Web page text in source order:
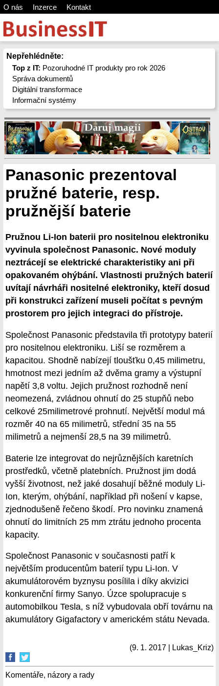
O nás Inzerce Kontakt
Nepřehlédněte:
Top z IT: Pozoruhodné IT produkty pro rok 2026
Správa dokumentů
Digitální transformace
Informační systémy
Panasonic prezentoval
pružné baterie, resp.
pružnější baterie
Pružnou Li-Ion baterii pro nositelnou elektroniku
vyvinula společnost Panasonic. Nové moduly
neztrácejí se elektrické charakteristiky ani při
opakovaném ohýbání. Vlastnosti pružných baterií
uvítají návrháři nositelné elektroniky, kteří dosud
při konstrukci zařízení museli počítat s pevným
prostorem pro jejich integraci do přístroje.
Společnost Panasonic představila tři prototypy baterií
pro nositelnou elektroniku. Liší se rozměrem a
kapacitou. Shodně nabízejí tloušťku 0,45 milimetru,
hmotnost mezi jedním až dvěma gramy a výstupní
napětí 3,8 voltu. Jejich pružnost rozhodně není
neomezená, zvládnou ohnutí do 25 stupňů nebo
celkové 25milimetrové prohnutí. Největší modul má
rozměr 40 na 65 milimetrů, střední 35 na 55
milimetrů a nejmenší 28,5 na 39 milimetrů.
Baterie lze integrovat do nejrůznějších karetních
prostředků, včetně platebních. Pružnost jim dodá
vyšší životnost, než jaké dosahují běžné moduly Li-
Ion, kterým, ohýbání, například při nošení v kapse,
zjednodušeně řečeno škodí. Pro novinku znamená
ohnutí do limitních 25 mm ztrátu jednoho procenta
kapacity.
Společnost Panasonic v současnosti patří k
největším producentům baterií typu Li-Ion. V
akumulátorovém byznysu posílila i díky akvizici
konkurenční firmy Sanyo. Úzce spolupracuje s
automobilkou Tesla, s níž vybudovala obří továrnu na
akumulátory Gigafactory v americkém státu Nevada.
(9. 1. 2017 | Lukas_Kriz)
Komentáře, názory a rady